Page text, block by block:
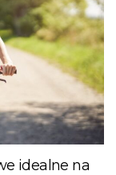
idealne na